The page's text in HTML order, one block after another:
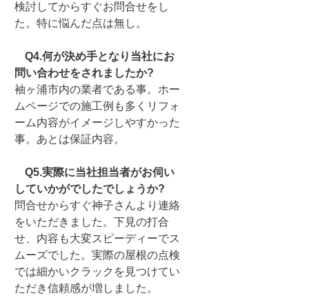
検討してからすぐお問合せをし
た。特に悩んだ点は無し。
Q4.何が決め手となり当社にお
問い合わせをされましたか?
袖ヶ浦市内の業者である事。ホー
ムページでの施工例も多くリフォ
ーム内容がイメージしやすかった
事。あとは保証内容。
Q5.実際に当社担当者がお伺い
していかがでしたでしょうか?
問合せからすぐ神子さんより連絡
をいただきました。下見の打合
せ、内容も大変スピーディーでス
ムーズでした。実際の屋根の点検
では細かいクラックを見つけてい
ただき信頼感が増しました。